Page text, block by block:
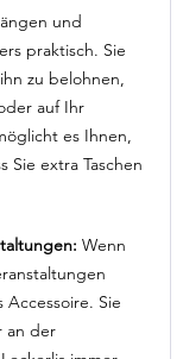
und
praktisch. Sie
zu belohnen,
auf Ihr
es Ihnen,
Sie extra Taschen
Wenn
Sie
an der